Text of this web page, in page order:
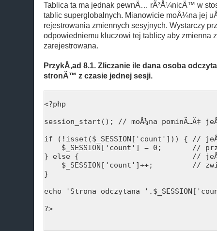
Tablica ta ma jednak pewnÄ… rÃ³Å¼nicÄ™ w
tablic superglobalnych. Mianowicie moÅ¼na jej
rejestrowania zmiennych sesyjnych. Wystarczy
odpowiedniemu kluczowi tej tablicy aby zmienna
zarejestrowana.
PrzykÅ‚ad 8.1. Zliczanie ile dana osoba
stronÄ™ z czasie jednej sesji.
<?php
session_start(); // moÅ¼na pominÄ…Ä‡
if (!isset($_SESSION['count'])) { //
$_SESSION['count'] = 0;       //
} else {                          // jeÅ›li
$_SESSION['count']++;         //
}
echo 'Strona odczytana
?>